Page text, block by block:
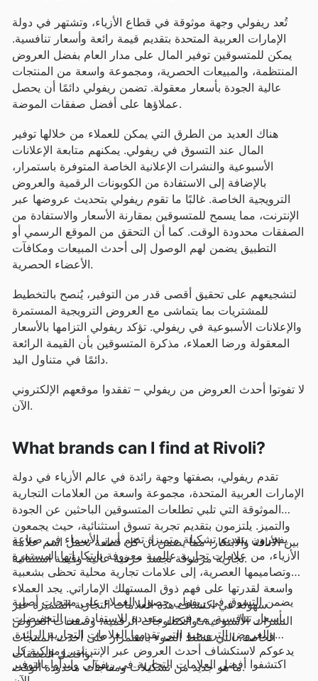
تُعد ريفولي وجهة موثوقة في قطاع الأزياء، وتشتهر في دولة
الإمارات العربية المتحدة بتقديم قيمة رائعة وأسعار تنافسية.
يمكن للمتسوقين توفير المال على مدار العام بفضل العروض
المنتظمة، والمبيعات الحصرية، ومجموعة واسعة من المنتجات
عالية الجودة بأسعار معقولة. تضمن ريفولي دائمًا أن يحصل
عملاؤها على أفضل صفقات الموضة.
هناك العديد من الطرق التي يمكن للعملاء من خلالها توفير
المال عند التسوق في ريفولي. يمكنهم متابعة الإعلانات
الأسبوعية والنشرات الإعلانية الخاصة المتوفرة باستمرار،
بالإضافة إلى الاستفادة من الكوبونات الرقمية والعروض
الترويجية الخاصة. غالبًا ما تقوم ريفولي بتحديث عروضها عبر
الإنترنت، مما يسمح للمتسوقين بمقارنة الأسعار والاستفادة من
الصفقات محدودة الوقت. كما أن التحقق من الموقع الرسمي أو
التطبيق يضمن لهم الوصول إلى أحدث المبيعات ومكافآت
الأعضاء الحصرية.
لتشجيعهم على تحقيق أقصى قدر من التوفير، يُنصح بالتخطيط
للمشتريات بما يتماشى مع العروض الترويجية المستمرة
والإعلانات الأسبوعية في ريفولي. تؤكد ريفولي التزامها بالأسعار
المعقولة ورضا العملاء، مذكرة المتسوقين بأن القيمة الرائعة
دائمًا في متناول اليد.
لا تفوتوا أحدث العروض من ريفولي – تفقدوا موقعهم الإلكتروني
الآن.
What brands can I find at Rivoli?
تقدم ريفولي، بصفتها وجهة رائدة في عالم الأزياء في دولة
الإمارات العربية المتحدة، مجموعة واسعة من العلامات التجارية
الموثوقة التي تلبي تطلعات المتسوقين الباحثين عن الجودة
والتميز. يلتزمون بتقديم تجربة تسوق استثنائية، حيث يجمعون
بين الأناقة والابتكار، مما يضمن أن كل قطعة تحمل اسم علامة
تجارية مرموقة تجسد حرفية عالية وقيمة استثنائية.
يفخرون بتقديم تشكيلة متميزة تضم أبرز الأسماء في صناعة
الأزياء، من علامات تجارية عالمية معروفة بابتكاراتها المستمرة
وتصاميمها العصرية، إلى علامات تجارية محلية تحظى بشعبية
واسعة لقدرتها على فهم ذوق المستهلك الإماراتي. يجد العملاء
سهولة في اكتشاف هذه العلامات التجارية المتميزة عبر
النشرات الأسبوعية، والكتالوجات الرقمية، وصفحات العروض
الخاصة، التي تسلط الضوء باستمرار على أحدث المنتجات
وأفضل الصفقات.
يضمن التسوق في ريفولي حصول العملاء على منتجات أصلية
بأسعار تنافسية، مع فرص متعددة للاستفادة من التخفيضات
والعروض الترويجية التي تقدمها العلامات التجارية الرائدة.
يدعوكم لاستكشاف أحدث العروض عبر الإنترنت، ومواكبة كل
ما هو جديد من تشكيلات ومفاجآت محدودة الوقت.
اكتشفوا أفضل العلامات التجارية في ريفولي وابدأوا بالتوفير